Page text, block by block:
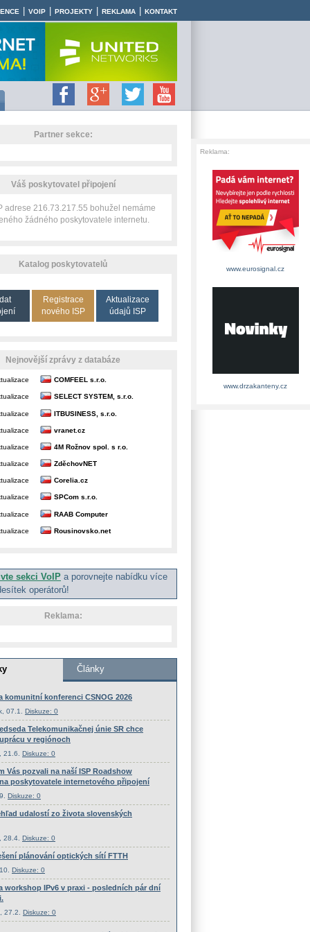
VOIP PROJEKTY REKLAMA KONTAKT
Partner sekce:
Váš poskytovatel připojení
adrese 216.73.217.55 bohužel nemáme
žádného poskytovatele internetu.
Katalog poskytovatelů
Registrace
nového ISP
Aktualizace
údajů ISP
Nejnovější zprávy z databáze
COMFEEL s.r.o.
SELECT SYSTEM, s.r.o.
ITBUSINESS, s.r.o.
vranet.cz
4M Rožnov spol. s r.o.
ZděchovNET
Corelia.cz
SPCom s.r.o.
RAAB Computer
Rousinovsko.net
sekci VoIP a porovnejte nabídku více
operátorů!
Reklama:
Reklama:
www.eurosignal.cz
www.drzakanteny.cz